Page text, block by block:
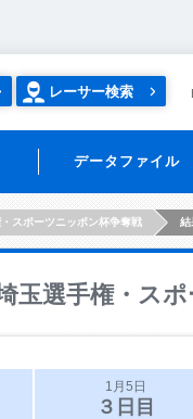
レーサー検索
データファイル
スポーツニッポン杯争奪戦 結
玉選手権・ス
1月5日
３日目